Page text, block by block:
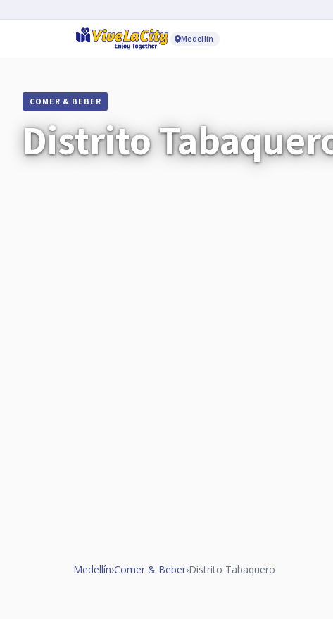
Medellín
COMER & BEBER
Distrito
Medellín›Comer & Beber›Distrito Tabaquero